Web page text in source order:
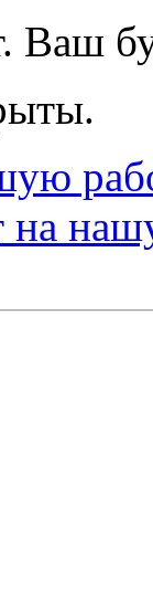
Ваш
на